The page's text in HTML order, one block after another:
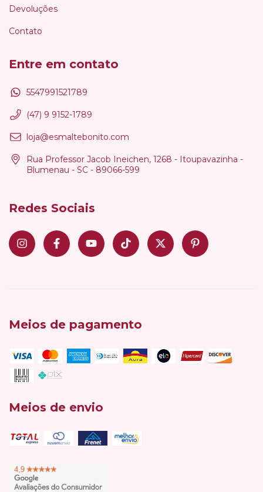
Devoluções
Contato
Entre em contato
5547991521789
(47) 9 9152-1789
loja@esmaltebonito.com
Rua Professor Jacob Ineichen, 1268 - Itoupavazinha -
Blumenau - SC - 89066-599
Redes Sociais
Meios de pagamento
Meios de envio